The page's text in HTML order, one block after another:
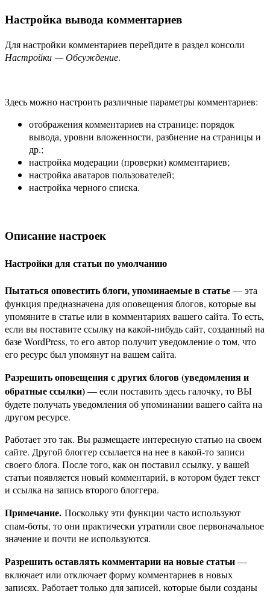
Настройка вывода комментариев
Для настройки комментариев перейдите в раздел консоли
Настройки — Обсуждение.
Здесь можно настроить различные параметры комментариев:
отображения комментариев на странице: порядок
вывода, уровни вложенности, разбиение на страницы и
др.;
настройка модерации (проверки) комментариев;
настройка аватаров пользователей;
настройка черного списка.
Описание настроек
Настройки для статьи по умолчанию
Пытаться оповестить блоги, упоминаемые в статье— эта
функция предназначена для оповещения блогов, которые вы
упомяните в статье или в комментариях вашего сайта. То есть,
если вы поставите ссылку на какой-нибудь сайт, созданный на
базе WordPress, то его автор получит уведомление о том, что
его ресурс был упомянут на вашем сайта.
Разрешить оповещения с других блогов (уведомления и
обратные ссылки)— если поставить здесь галочку, то ВЫ
будете получать уведомления об упоминании вашего сайта на
другом ресурсе.
Работает это так. Вы размещаете интересную статью на своем
сайте. Другой блоггер ссылается на нее в какой-то записи
своего блога. После того, как он поставил ссылку, у вашей
статьи появляется новый комментарий, в котором будет текст
и ссылка на запись второго блоггера.
Примечание. Поскольку эти функции часто используют
спам-боты, то они практически утратили свое первоначальное
значение и почти не используются.
Разрешить оставлять комментарии на новые статьи—
включает или отключает форму комментариев в новых
записях. Работает только для записей, которые были созданы